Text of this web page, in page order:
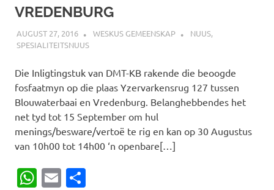
VREDENBURG
AUGUST 27, 2016 WESKUS GEMEENSKAP NUUS,
SPESIALITEITSNUUS
Die Inligtingstuk van DMT-KB rakende die beoogde
fosfaatmyn op die plaas Yzervarkensrug 127 tussen
Blouwaterbaai en Vredenburg. Belanghebbendes het
net tyd tot 15 September om hul
menings/besware/vertoë te rig en kan op 30 Augustus
van 10h00 tot 14h00 ‘n openbare[…]
WhatsApp
Email